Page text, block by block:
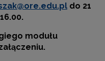
do 21
modułu